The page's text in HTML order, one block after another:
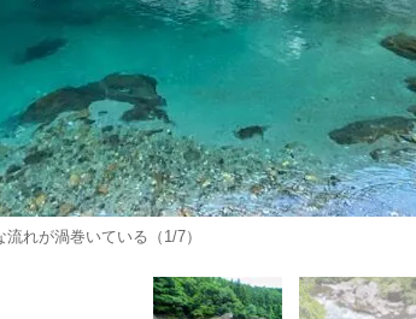
れが渦巻いている（1/7）